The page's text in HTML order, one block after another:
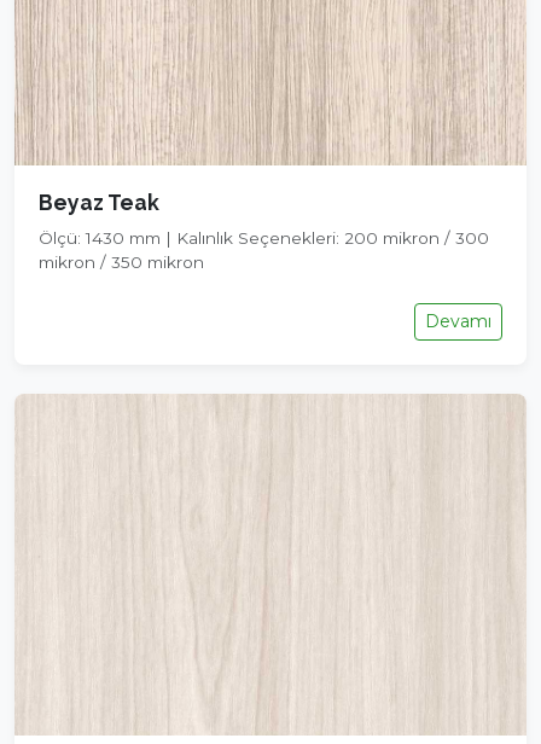
Beyaz Teak
Ölçü: 1430 mm | Kalınlık Seçenekleri: 200 mikron / 300
mikron / 350 mikron
Devamı